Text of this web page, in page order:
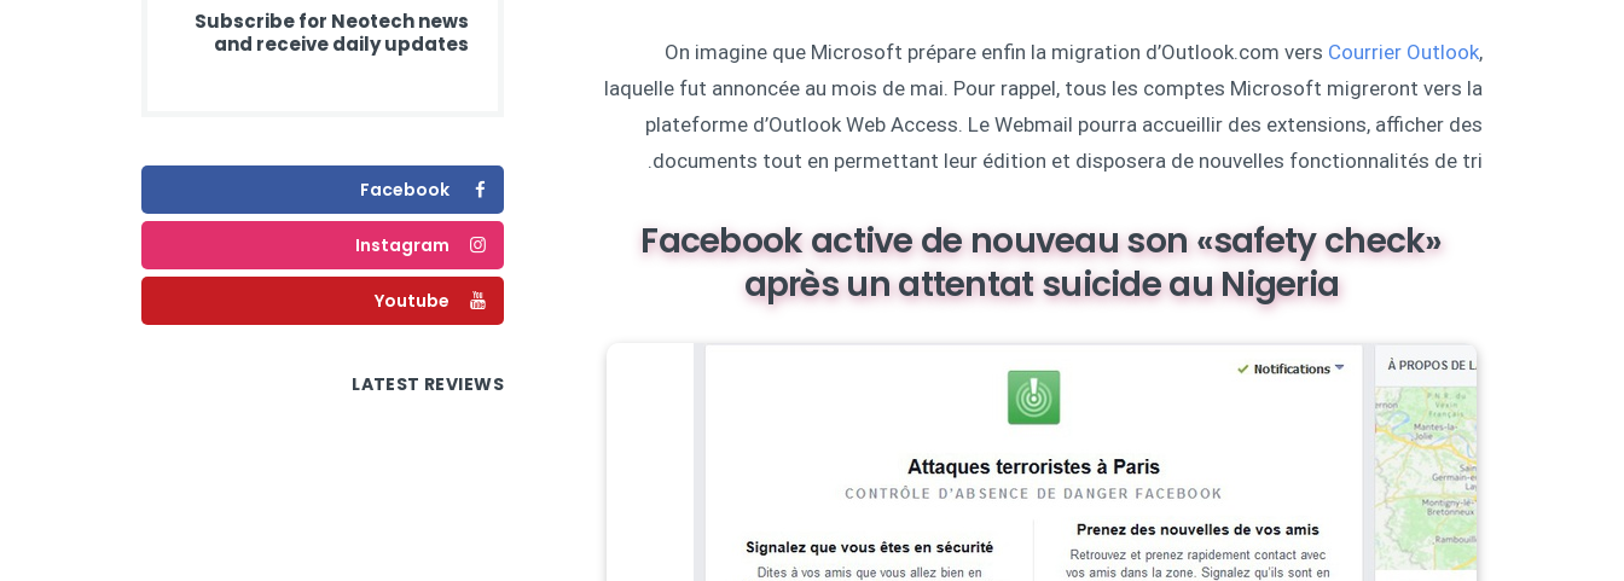
On imagine que Microsoft prépare enfin la migration d’Outlook.com vers Courrier Outlook,
laquelle fut annoncée au mois de mai. Pour rappel, tous les comptes Microsoft migreront vers la
plateforme d’Outlook Web Access. Le Webmail pourra accueillir des extensions, afficher des
documents tout en permettant leur édition et disposera de nouvelles fonctionnalités de tri.
Facebook active de nouveau son «safety check»
après un attentat suicide au Nigeria
Subscribe for Neotech news
and receive daily updates
Facebook
Instagram
Youtube
LATEST REVIEWS